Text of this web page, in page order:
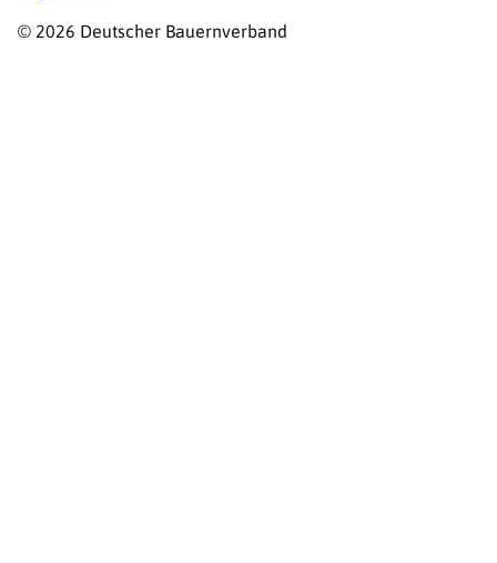
© 2026 Deutscher Bauernverband